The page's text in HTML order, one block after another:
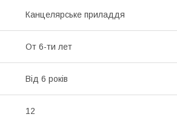
Канцелярське приладдя
От 6-ти лет
Від 6 років
12